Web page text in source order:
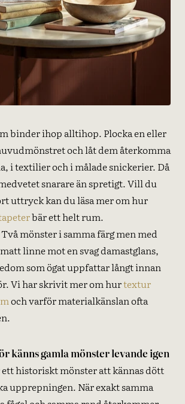
binder ihop alltihop. Plocka en eller
och låt dem återkomma
i textilier och i målade snickerier. Då
snarare än spretigt. Vill du
uttryck kan du läsa mer om hur
bär ett helt rum.
mönster i samma färg men med
linne mot en svag damastglans,
som ögat uppfattar långt innan
Vi har skrivit mer om hurtextur
och varför materialkänslan ofta
känns gamla mönster levande igen
ett historiskt mönster att kännas dött
upprepningen. När exakt samma